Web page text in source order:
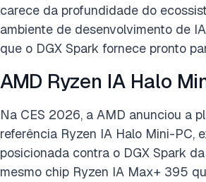
carece da profundidade do
ambiente de desenvolvimento de
que o DGX Spark fornece pronto
AMD Ryzen IA Halo
Na CES 2026, a AMD anunciou a
referência Ryzen IA Halo Mini-PC,
posicionada contra o DGX Spark
mesmo chip Ryzen IA Max+ 395